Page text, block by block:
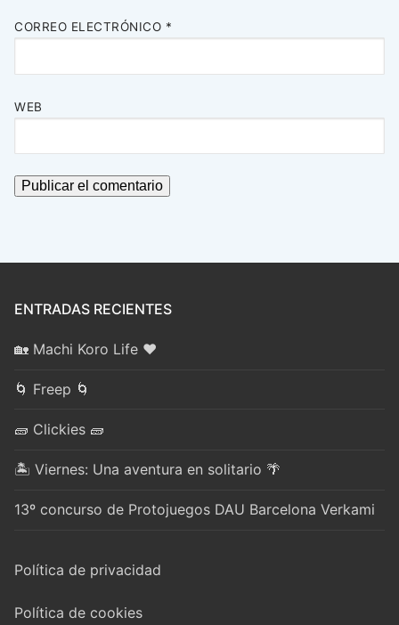
CORREO ELECTRÓNICO *
WEB
ENTRADAS RECIENTES
🏡 Machi Koro Life ❤️
🌀 Freep 🌀
🧱 Clickies 🧱
🏝️ Viernes: Una aventura en solitario 🌴
13º concurso de Protojuegos DAU Barcelona Verkami
Política de privacidad
Política de cookies